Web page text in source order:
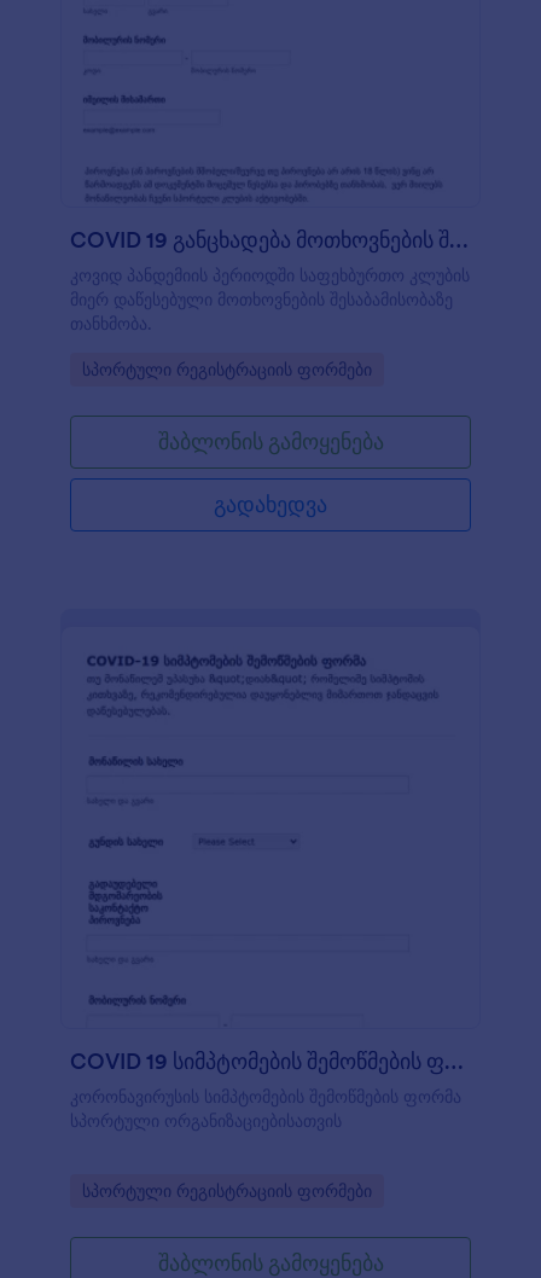
COVID 19 განცხადება მოთხოვნების შესაბამი?
კოვიდ პანდემიის პერიოდში საფეხბურთო კლუბის
მიერ დაწესებული მოთხოვნების შესაბამისობაზე
თანხმობა.
Go to Category:
სპორტული რეგისტრაციის ფორმები
შაბლონის გამოყენება
გადახედვა
COVID 19 სიმპტომების შემოწმების ფორმა
კორონავირუსის სიმპტომების შემოწმების ფორმა
სპორტული ორგანიზაციებისათვის
Go to Category:
სპორტული რეგისტრაციის ფორმები
შაბლონის გამოყენება